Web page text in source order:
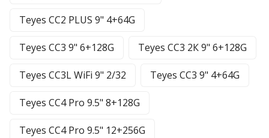
Teyes CC2 PLUS 9" 4+64G
Teyes CC3 9" 6+128G Teyes CC3 2К 9" 6+128G
Teyes CC3L WiFi 9" 2/32 Teyes CC3 9" 4+64G
Teyes CC4 Pro 9.5" 8+128G
Teyes CC4 Pro 9.5" 12+256G